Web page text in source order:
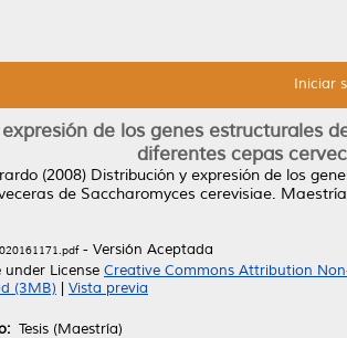
Iniciar
de los genes estructurales
diferentes cepas
(2008) Distribución y expresión de los
de Saccharomyces cerevisiae.
- Versión Aceptada
under License Creative Commons Attribution
(3MB)
Vista previa
Tesis (Maestría)